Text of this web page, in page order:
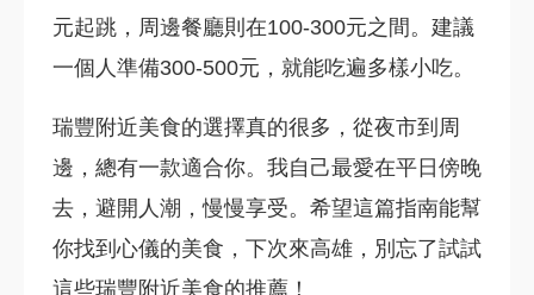
元起跳，周邊餐廳則在100-300元之間。建議
一個人準備300-500元，就能吃遍多樣小吃。
瑞豐附近美食的選擇真的很多，從夜市到周
邊，總有一款適合你。我自己最愛在平日傍晚
去，避開人潮，慢慢享受。希望這篇指南能幫
你找到心儀的美食，下次來高雄，別忘了試試
這些瑞豐附近美食的推薦！